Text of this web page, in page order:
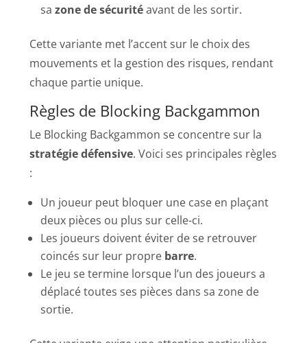
sazone de sécuritéavant de les sortir.
Cette variante met l’accent sur le choix des
mouvements et la gestion des risques, rendant
chaque partie unique.
Règles de Blocking Backgammon
Le Blocking Backgammon se concentre sur la
stratégie défensive. Voici ses principales règles
:
Un joueur peut bloquer une case en plaçant
deux pièces ou plus sur celle-ci.
Les joueurs doivent éviter de se retrouver
coincés sur leur propre barre.
Le jeu se termine lorsque l’un des joueurs a
déplacé toutes ses pièces dans sa zone de
sortie.